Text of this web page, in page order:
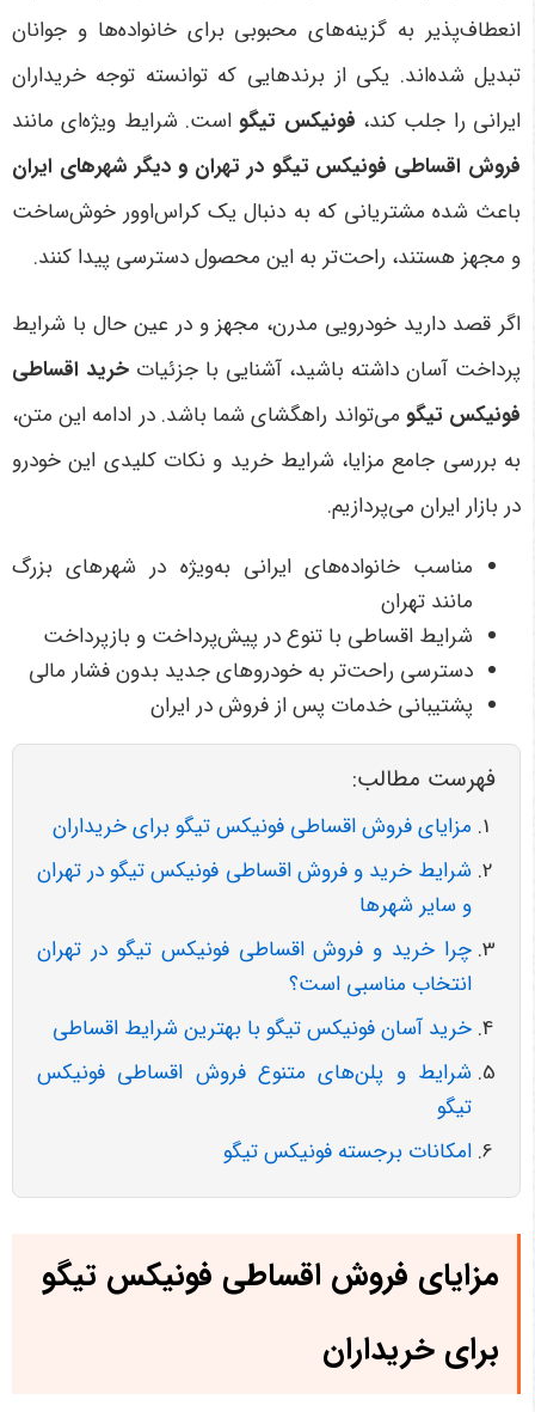
انعطاف‌پذیر به گزینه‌های محبوبی برای خانواده‌ها و جوانان
تبدیل شده‌اند. یکی از برندهایی که توانسته توجه خریداران
ایرانی را جلب کند، فونیکس تیگو است. شرایط ویژه‌ای مانند
فروش اقساطی فونیکس تیگو در تهران و دیگر شهرهای ایران
باعث شده مشتریانی که به دنبال یک کراس‌اوور خوش‌ساخت
و مجهز هستند، راحت‌تر به این محصول دسترسی پیدا کنند.
اگر قصد دارید خودرویی مدرن، مجهز و در عین حال با شرایط
پرداخت آسان داشته باشید، آشنایی با جزئیات خرید اقساطی
فونیکس تیگو می‌تواند راهگشای شما باشد. در ادامه این متن،
به بررسی جامع مزایا، شرایط خرید و نکات کلیدی این خودرو
در بازار ایران می‌پردازیم.
مناسب خانواده‌های ایرانی به‌ویژه در شهرهای بزرگ
مانند تهران
شرایط اقساطی با تنوع در پیش‌پرداخت و بازپرداخت
دسترسی راحت‌تر به خودروهای جدید بدون فشار مالی
پشتیبانی خدمات پس از فروش در ایران
فهرست مطالب:
مزایای فروش اقساطی فونیکس تیگو برای خریداران
شرایط خرید و فروش اقساطی فونیکس تیگو در تهران
و سایر شهرها
چرا خرید و فروش اقساطی فونیکس تیگو در تهران
انتخاب مناسبی است؟
خرید آسان فونیکس تیگو با بهترین شرایط اقساطی
شرایط و پلن‌های متنوع فروش اقساطی فونیکس
تیگو
امکانات برجسته فونیکس تیگو
مزایای فروش اقساطی فونیکس تیگو
برای خریداران